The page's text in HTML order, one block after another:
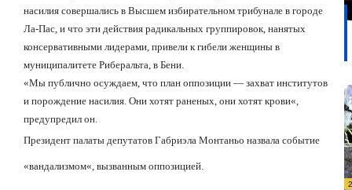
насилия совершались в Высшем избирательном трибунале в городе
Ла-Пас, и что эти действия радикальных группировок, нанятых
консервативными лидерами, привели к гибели женщины в
муниципалитете Риберальта, в Бени.
«Мы публично осуждаем, что план оппозиции — захват институтов
и порождение насилия. Они хотят раненых, они хотят крови«
предупредил он.
Президент палаты депутатов Габриэла Монтаньо назвала событие
«вандализмом« , вызванным оппозицией.